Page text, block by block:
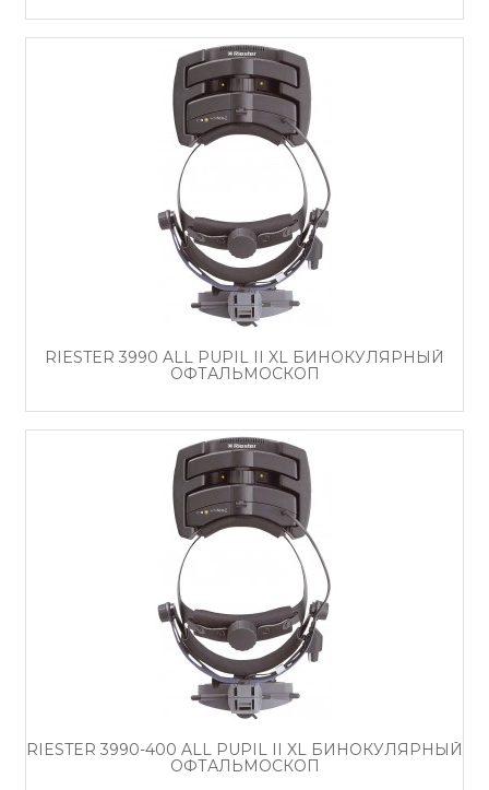
RIESTER 3990 ALL PUPIL II XL БИНОКУЛЯРНЫЙ
ОФТАЛЬМОСКОП
RIESTER 3990-400 ALL PUPIL II XL БИНОКУЛЯРНЫЙ
ОФТАЛЬМОСКОП